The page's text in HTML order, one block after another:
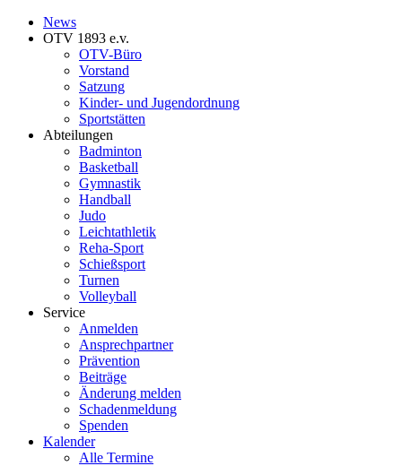
News
OTV 1893 e.v.
OTV-Büro
Vorstand
Satzung
Kinder- und Jugendordnung
Sportstätten
Abteilungen
Badminton
Basketball
Gymnastik
Handball
Judo
Leichtathletik
Reha-Sport
Schießsport
Turnen
Volleyball
Service
Anmelden
Ansprechpartner
Prävention
Beiträge
Änderung melden
Schadenmeldung
Spenden
Kalender
Alle Termine